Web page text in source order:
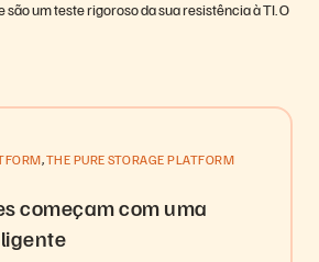
um teste rigoroso da sua resistência à TI. O
,THE PURE STORAGE PLATFORM
começam com uma